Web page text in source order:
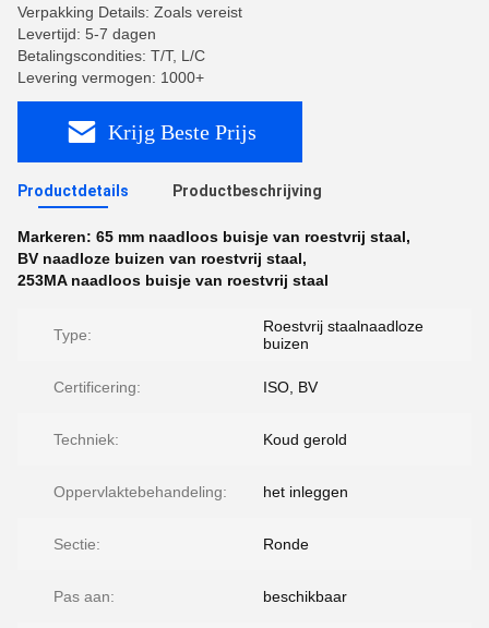
Verpakking Details: Zoals vereist
Levertijd: 5-7 dagen
Betalingscondities: T/T, L/C
Levering vermogen: 1000+
Krijg Beste Prijs
Productdetails Productbeschrijving
Markeren: 65 mm naadloos buisje van roestvrij staal,
BV naadloze buizen van roestvrij staal,
253MA naadloos buisje van roestvrij staal
Type:
Roestvrij staalnaadloze
buizen
Certificering: ISO, BV
Techniek: Koud gerold
Oppervlaktebehandeling: het inleggen
Sectie: Ronde
Pas aan: beschikbaar